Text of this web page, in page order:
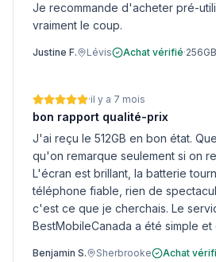
Je recommande d'acheter pré-
vraiment le coup.
Justine F. Lévis Achat vérifié·256GB
·il y a 7 mois
bon rapport qualité-prix
J'ai reçu le 512GB en bon état.
qu'on remarque seulement si on
L'écran est brillant, la batterie
téléphone fiable, rien de
c'est ce que je cherchais. Le
BestMobileCanada a été simple et
Benjamin S. Sherbrooke Achat